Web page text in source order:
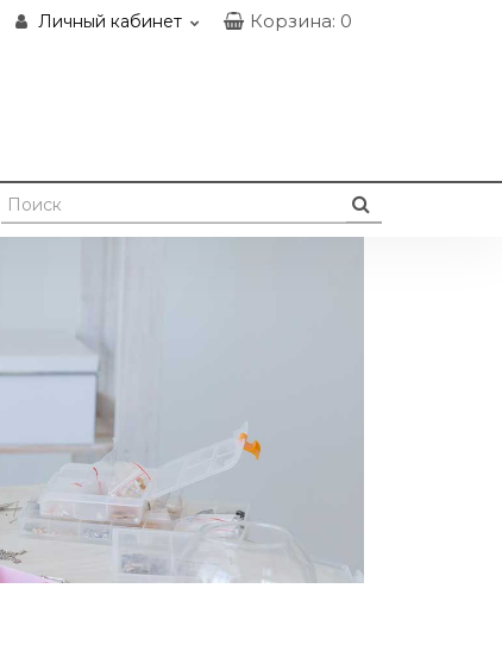
Личный кабинет Корзина: 0